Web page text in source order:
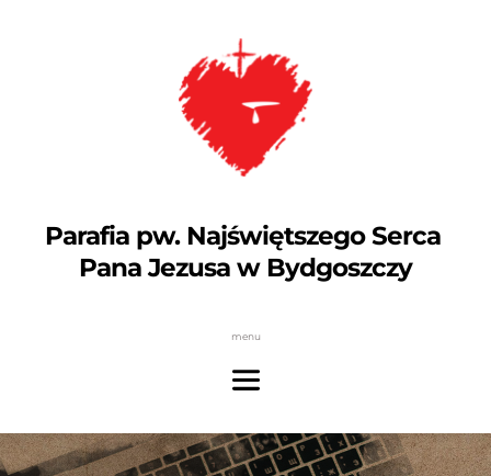
Parafia pw. Najświętszego Serca
Pana Jezusa w Bydgoszczy
menu